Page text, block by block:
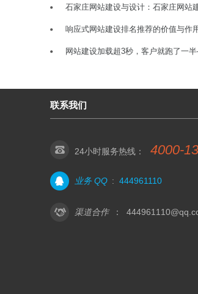
石家庄网站建设与设计：石家庄网站
响应式网站建设排名推荐的价值与作
网站建设加载超3秒，客户就跑了一
联系我们
24小时服务热线： 4000-
业务 QQ : 444961110
渠道合作 ：